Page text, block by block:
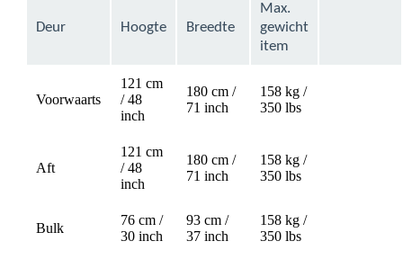
Deur Hoogte Breedte
Max.
gewicht
item
Voorwaarts
121 cm
/ 48
inch
180 cm /
71 inch
158 kg /
350 lbs
Aft
121 cm
/ 48
inch
180 cm /
71 inch
158 kg /
350 lbs
Bulk
76 cm /
30 inch
93 cm /
37 inch
158 kg /
350 lbs